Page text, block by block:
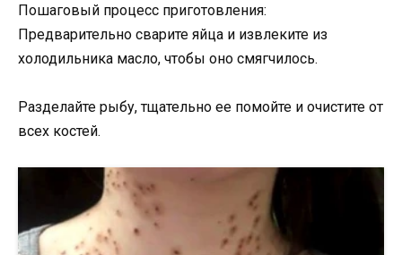
Пошаговый процесс приготовления:
Предварительно сварите яйца и извлеките из
холодильника масло, чтобы оно смягчилось.
Разделайте рыбу, тщательно ее помойте и очистите от
всех костей.